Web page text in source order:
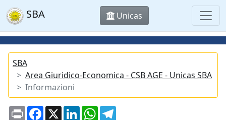
SBA Unicas
SBA
Area Giuridico-Economica - CSB AGE - Unicas SBA
Informazioni
PrintFacebook
X LinkedInWhatsApp